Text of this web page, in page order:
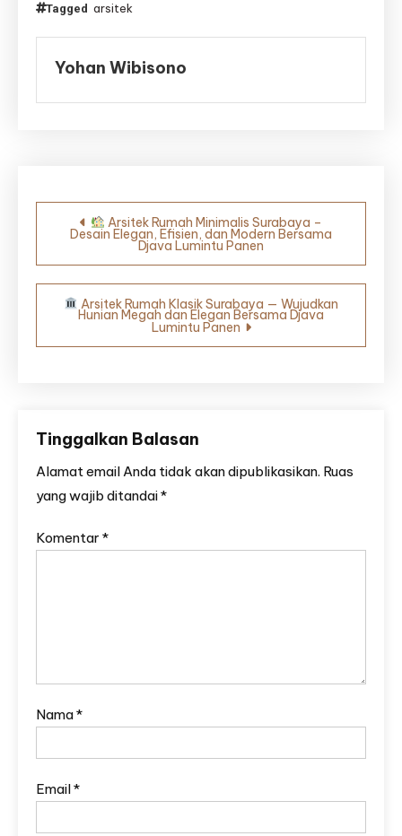
Tagged arsitek
Yohan Wibisono
Navigasi
pos
Arsitek Rumah Minimalis Surabaya –
Desain Elegan, Efisien, dan Modern Bersama
Djava Lumintu Panen
Arsitek Rumah Klasik Surabaya — Wujudkan
Hunian Megah dan Elegan Bersama Djava
Lumintu Panen
Tinggalkan Balasan
Alamat email Anda tidak akan dipublikasikan. Ruas
yang wajib ditandai*
Komentar *
Nama*
Email*